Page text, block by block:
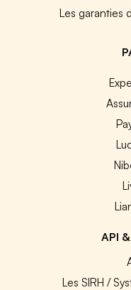
Les garanties
API
Les SIRH /